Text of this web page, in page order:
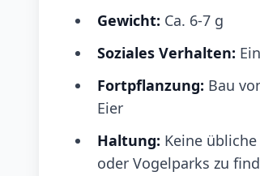
Gewicht: Ca. 6-7 g
Soziales Verhalten:
Fortpflanzung: Bau
Eier
Haltung: Keine
oder Vogelparks zu